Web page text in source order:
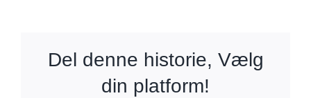
Del denne historie, Vælg
din platform!